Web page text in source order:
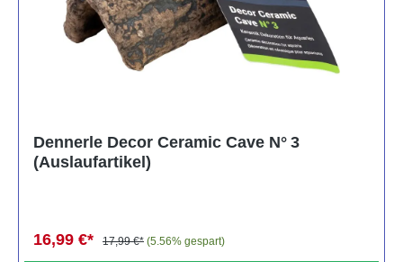
Dennerle Decor Ceramic Cave N° 3
(Auslaufartikel)
16,99 €* 17,99 €* (5.56% gespart)